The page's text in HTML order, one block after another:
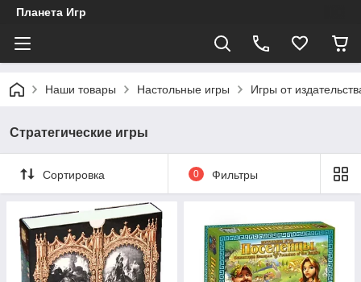
Планета Игр
Наши товары Настольные игры Игры от
Стратегические игры
Сортировка 0 Фильтры